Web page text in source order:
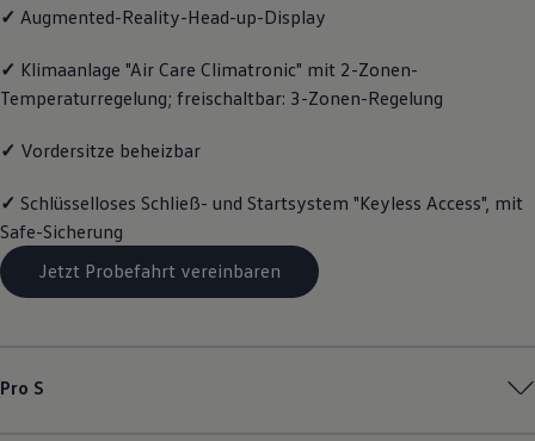
Vorgängermodelle
Kundeninformationen
Warn- und Kontrollleuchten
Assistenzsysteme
Live Beratung
Magazin
Transport
Elektromobilität
Volkswagen R
Pannen- und Unfallhilfe
✓ Augmented-Reality-Head-up-Display
✓ Klimaanlage "Air Care Climatronic" mit 2-Zonen-
Temperaturregelung; freischaltbar: 3-Zonen-Regelung
✓ Vordersitze beheizbar
✓ Schlüsselloses Schließ- und Startsystem "Keyless Access", mit
Safe-Sicherung
Jetzt Probefahrt vereinbaren
Pro S